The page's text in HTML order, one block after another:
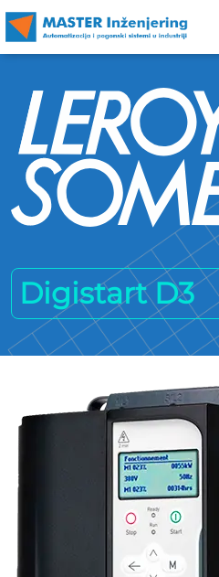
Digistart D3